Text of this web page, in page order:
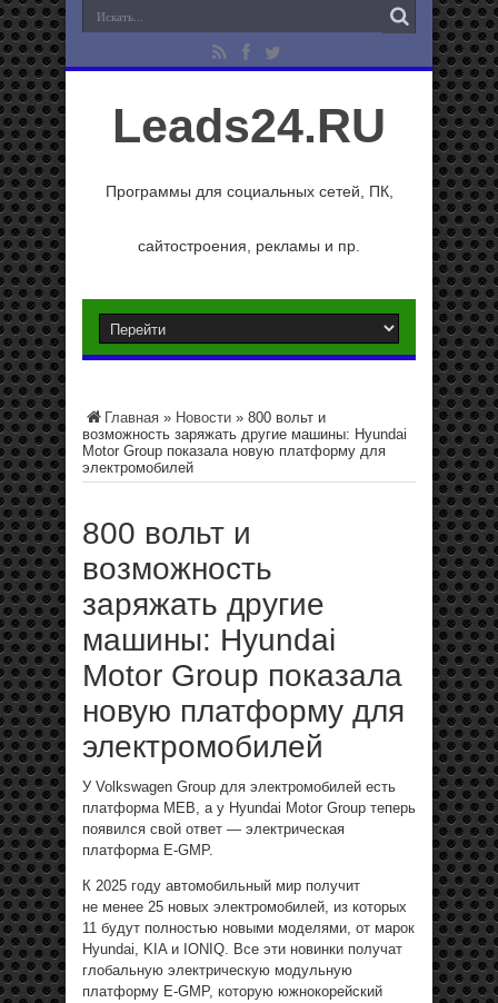
Leads24.RU
Программы для социальных сетей, ПК,
сайтостроения, рекламы и пр.
Главная » Новости » 800 вольт и
возможность заряжать другие машины: Hyundai
Motor Group показала новую платформу для
электромобилей
800 вольт и
возможность
заряжать другие
машины: Hyundai
Motor Group показала
новую платформу для
электромобилей
У Volkswagen Group для электромобилей есть
платформа MEB, а у Hyundai Motor Group теперь
появился свой ответ — электрическая
платформа E-GMP.
К 2025 году автомобильный мир получит
не менее 25 новых электромобилей, из которых
11 будут полностью новыми моделями, от марок
Hyundai, KIA и IONIQ. Все эти новинки получат
глобальную электрическую модульную
платформу E-GMP, которую южнокорейский